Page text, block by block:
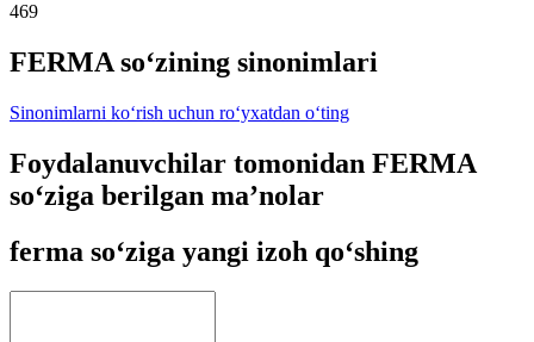
469
FERMA so‘zining sinonimlari
Sinonimlarni ko‘rish uchun ro‘yxatdan o‘ting
Foydalanuvchilar tomonidan FERMA
so‘ziga berilgan ma’nolar
ferma so‘ziga yangi izoh qo‘shing